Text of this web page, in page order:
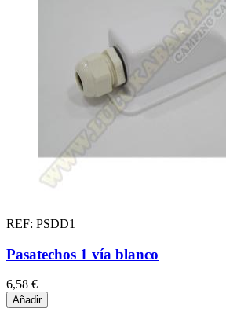
REF: PSDD1
Pasatechos 1 vía blanco
6,58 €
Añadir